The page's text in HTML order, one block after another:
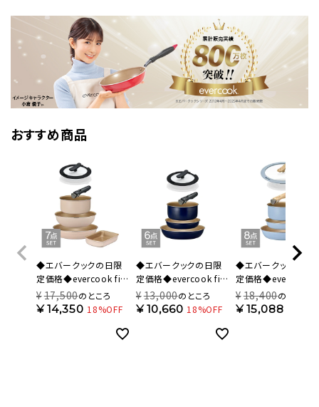
おすすめ商品
◆エバークックの日限
定価格◆evercook fit
(エバークック フィット)
着脱式 フライパン 7点
日保証 EFIST7IV【HO】
¥17,500のところ
¥14,350 18%OFF
◆エバークックの日限
定価格◆evercook fit
(エバークック フィット)
ガス火専用 着脱式 フラ
¥13,000のところ
¥10,660 18%OFF
◆エバークックの日
定価格◆evercook
(エバークック フィッ
【限定色】 IH対応 着
¥18,400のところ
¥15,088